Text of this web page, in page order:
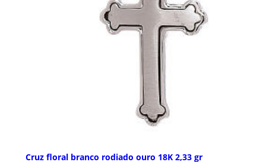
Cruz floral branco rodiado ouro 18K 2,33 gr